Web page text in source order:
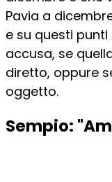
Pavia a
e su questi
accusa, se
diretto, oppure
oggetto.
Sempio: